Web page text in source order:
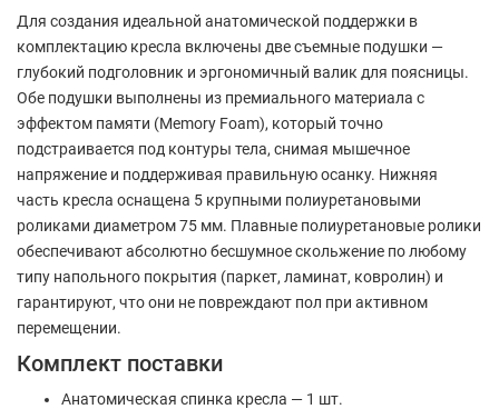
Для создания идеальной анатомической поддержки в
комплектацию кресла включены две съемные подушки —
глубокий подголовник и эргономичный валик для поясницы.
Обе подушки выполнены из премиального материала с
эффектом памяти (Memory Foam), который точно
подстраивается под контуры тела, снимая мышечное
напряжение и поддерживая правильную осанку. Нижняя
часть кресла оснащена 5 крупными полиуретановыми
роликами диаметром 75 мм. Плавные полиуретановые ролики
обеспечивают абсолютно бесшумное скольжение по любому
типу напольного покрытия (паркет, ламинат, ковролин) и
гарантируют, что они не повреждают пол при активном
перемещении.
Комплект поставки
Анатомическая спинка кресла — 1 шт.